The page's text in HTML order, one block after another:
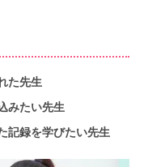
た先生
みたい先生
記録を学びたい先生